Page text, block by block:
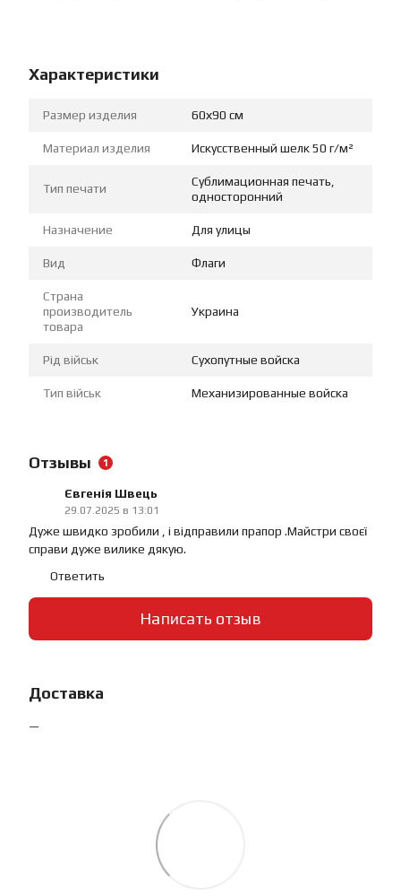
Характеристики
Размер изделия 60х90 см
Материал изделия Искусственный шелк 50 г/м²
Тип печати
Сублимационная печать,
односторонний
Назначение Для улицы
Вид Флаги
Страна
производитель
товара
Украина
Рід військ Сухопутные войска
Тип військ Механизированные войска
Отзывы 1
Євгенія Швець
29.07.2025 в 13:01
Дуже швидко зробили , і відправили прапор .Майстри своєї
справи дуже вилике дякую.
Ответить
Написать отзыв
Доставка